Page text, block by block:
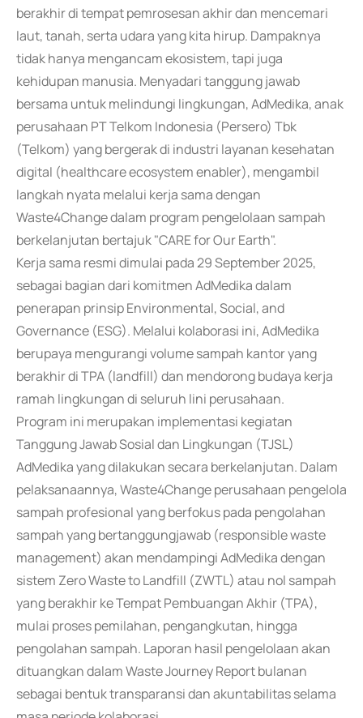
berakhir di tempat pemrosesan akhir dan mencemari
laut, tanah, serta udara yang kita hirup. Dampaknya
tidak hanya mengancam ekosistem, tapi juga
kehidupan manusia. Menyadari tanggung jawab
bersama untuk melindungi lingkungan, AdMedika, anak
perusahaan PT Telkom Indonesia (Persero) Tbk
(Telkom) yang bergerak di industri layanan kesehatan
digital (healthcare ecosystem enabler), mengambil
langkah nyata melalui kerja sama dengan
Waste4Change dalam program pengelolaan sampah
berkelanjutan bertajuk "CARE for Our Earth".
Kerja sama resmi dimulai pada 29 September 2025,
sebagai bagian dari komitmen AdMedika dalam
penerapan prinsip Environmental, Social, and
Governance (ESG). Melalui kolaborasi ini, AdMedika
berupaya mengurangi volume sampah kantor yang
berakhir di TPA (landfill) dan mendorong budaya kerja
ramah lingkungan di seluruh lini perusahaan.
Program ini merupakan implementasi kegiatan
Tanggung Jawab Sosial dan Lingkungan (TJSL)
AdMedika yang dilakukan secara berkelanjutan. Dalam
pelaksanaannya, Waste4Change perusahaan pengelola
sampah profesional yang berfokus pada pengolahan
sampah yang bertanggungjawab (responsible waste
management) akan mendampingi AdMedika dengan
sistem Zero Waste to Landfill (ZWTL) atau nol sampah
yang berakhir ke Tempat Pembuangan Akhir (TPA),
mulai proses pemilahan, pengangkutan, hingga
pengolahan sampah. Laporan hasil pengelolaan akan
dituangkan dalam Waste Journey Report bulanan
sebagai bentuk transparansi dan akuntabilitas selama